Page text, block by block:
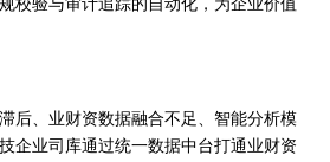
校验与审计追踪的自动化，为企业价值
后、业财资数据融合不足、智能分析模
企业司库通过统一数据中台打通业财资